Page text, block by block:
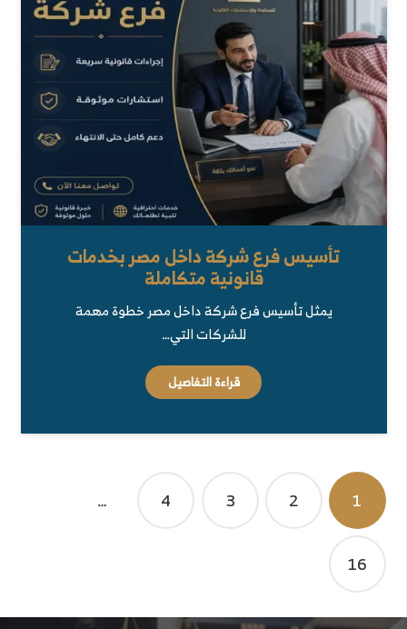
تأسيس فرع شركة داخل مصر بخدمات
قانونية متكاملة
يمثل تأسيس فرع شركة داخل مصر خطوة مهمة
للشركات التي…
قراءة التفاصيل
تصفّح
المقالات
1
2
3
4
…
16